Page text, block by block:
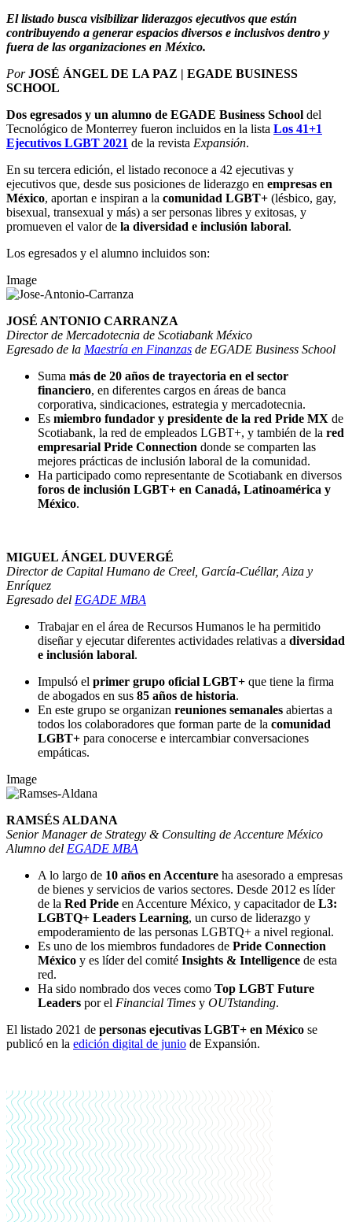
El listado busca visibilizar liderazgos ejecutivos que están
contribuyendo a generar espacios diversos e inclusivos dentro y
fuera de las organizaciones en México.
Por JOSÉ ÁNGEL DE LA PAZ | EGADE BUSINESS
SCHOOL
Dos egresados y un alumno de EGADE Business School del
Tecnológico de Monterrey fueron incluidos en la lista Los 41+1
Ejecutivos LGBT 2021 de la revista Expansión.
En su tercera edición, el listado reconoce a 42 ejecutivas y
ejecutivos que, desde sus posiciones de liderazgo en empresas en
México, aportan e inspiran a la comunidad LGBT+ (lésbico, gay,
bisexual, transexual y más) a ser personas libres y exitosas, y
promueven el valor de la diversidad e inclusión laboral.
Los egresados y el alumno incluidos son:
Image
JOSÉ ANTONIO CARRANZA
Director de Mercadotecnia de Scotiabank México
Egresado de la Maestría en Finanzas de EGADE Business School
Suma más de 20 años de trayectoria en el sector
financiero, en diferentes cargos en áreas de banca
corporativa, sindicaciones, estrategia y mercadotecnia.
Es miembro fundador y presidente de la red Pride MX de
Scotiabank, la red de empleados LGBT+, y también de la red
empresarial Pride Connection donde se comparten las
mejores prácticas de inclusión laboral de la comunidad.
Ha participado como representante de Scotiabank en diversos
foros de inclusión LGBT+ en Canadá, Latinoamérica y
México.
MIGUEL ÁNGEL DUVERGÉ
Director de Capital Humano de Creel, García-Cuéllar, Aiza y
Enríquez
Egresado del EGADE MBA
Trabajar en el área de Recursos Humanos le ha permitido
diseñar y ejecutar diferentes actividades relativas a diversidad
e inclusión laboral.
Impulsó el primer grupo oficial LGBT+ que tiene la firma
de abogados en sus 85 años de historia.
En este grupo se organizan reuniones semanales abiertas a
todos los colaboradores que forman parte de la comunidad
LGBT+ para conocerse e intercambiar conversaciones
empáticas.
Image
RAMSÉS ALDANA
Senior Manager de Strategy & Consulting de Accenture México
Alumno del EGADE MBA
A lo largo de 10 años en Accenture ha asesorado a empresas
de bienes y servicios de varios sectores. Desde 2012 es líder
de la Red Pride en Accenture México, y capacitador de L3:
LGBTQ+ Leaders Learning, un curso de liderazgo y
empoderamiento de las personas LGBTQ+ a nivel regional.
Es uno de los miembros fundadores de Pride Connection
México y es líder del comité Insights & Intelligence de esta
red.
Ha sido nombrado dos veces como Top LGBT Future
Leaders por el Financial Times y OUTstanding.
El listado 2021 de personas ejecutivas LGBT+ en México se
publicó en la edición digital de junio de Expansión.